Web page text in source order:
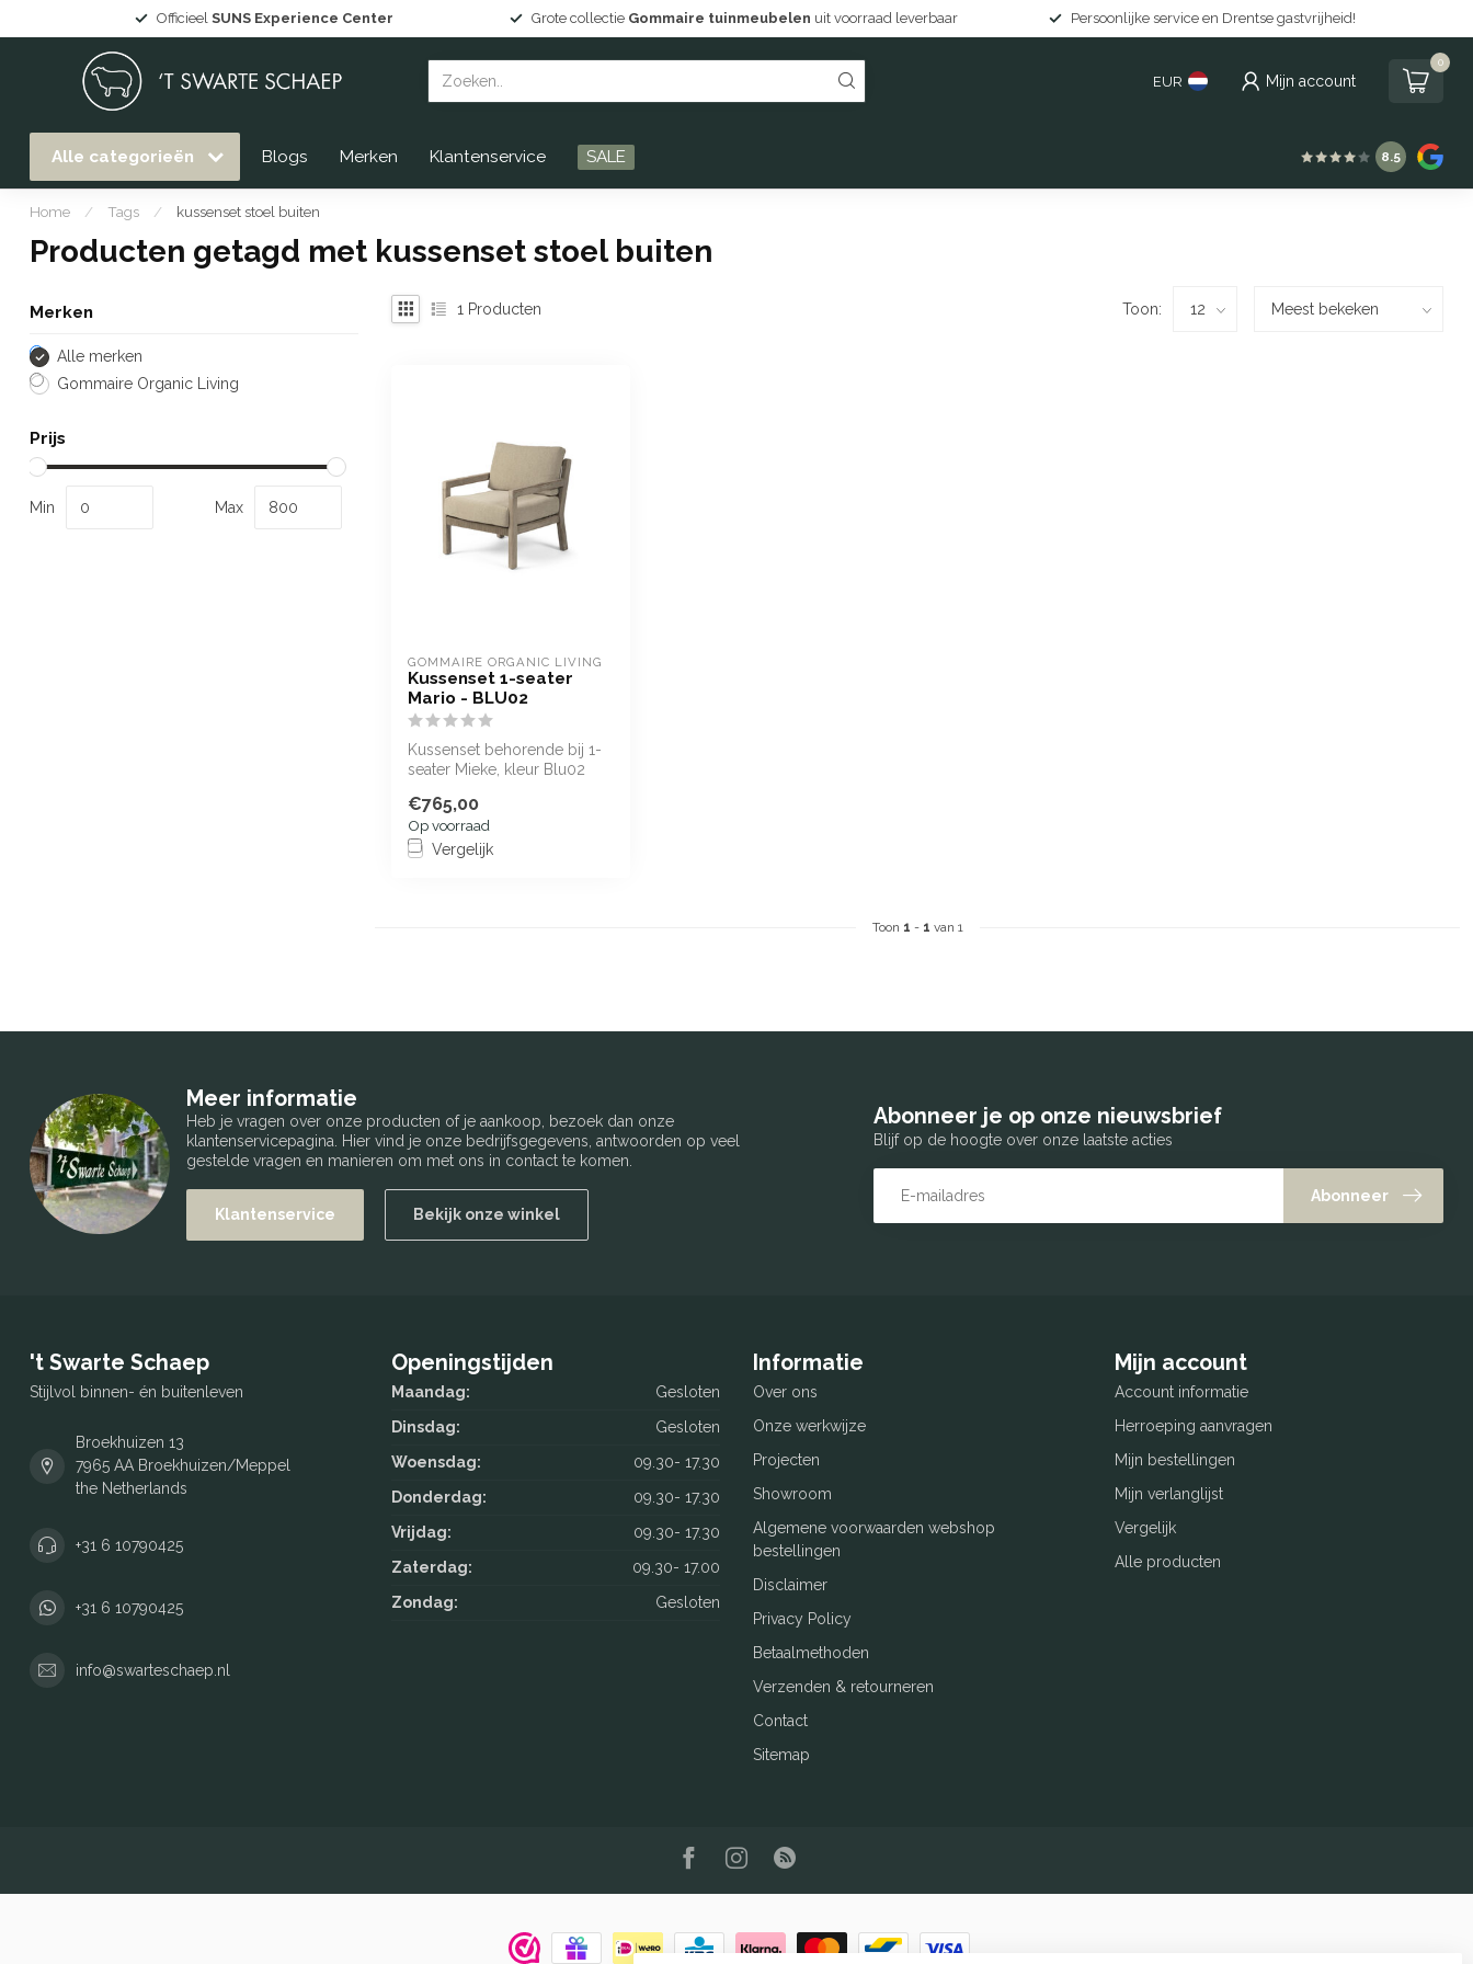
Officieel SUNS Experience Center Grote collectie Gommaire tuinmeubelen uit voorraad leverbaar Persoonlijke service en Drentse gastvrijheid!
EUR Mijn account
0
Alle categorieën Blogs Merken Klantenservice SALE 8.5
Home / Tags / kussenset stoel buiten
Producten getagd met kussenset stoel buiten
Merken
Alle merken
Gommaire Organic Living
Prijs
Min Max
1 Producten Toon:
GOMMAIRE ORGANIC LIVING
Kussenset 1-seater
Mario - BLU02
Kussenset behorende bij 1-
seater Mieke, kleur Blu02
€765,00
Op voorraad
Vergelijk
Toon 1 - 1 van 1
Meer informatie
Heb je vragen over onze producten of je aankoop, bezoek dan onze
klantenservicepagina. Hier vind je onze bedrijfsgegevens, antwoorden op veel
gestelde vragen en manieren om met ons in contact te komen.
Klantenservice Bekijk onze winkel
Abonneer je op onze nieuwsbrief
Blijf op de hoogte over onze laatste acties
Abonneer
't Swarte Schaep
Stijlvol binnen- én buitenleven
Broekhuizen 13
7965 AA Broekhuizen/Meppel
the Netherlands
+31 6 10790425
+31 6 10790425
info@swarteschaep.nl
Openingstijden
Maandag:
Gesloten
Dinsdag:
Gesloten
Woensdag:
09.30- 17.30
Donderdag:
09.30- 17.30
Vrijdag:
09.30- 17.30
Zaterdag:
09.30- 17.00
Zondag:
Gesloten
Informatie
Over ons
Onze werkwijze
Projecten
Showroom
Algemene voorwaarden webshop
bestellingen
Disclaimer
Privacy Policy
Betaalmethoden
Verzenden & retourneren
Contact
Sitemap
Mijn account
Account informatie
Herroeping aanvragen
Mijn bestellingen
Mijn verlanglijst
Vergelijk
Alle producten